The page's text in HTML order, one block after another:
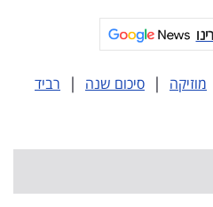
מוזיקה | סיכום שנה |
רביד